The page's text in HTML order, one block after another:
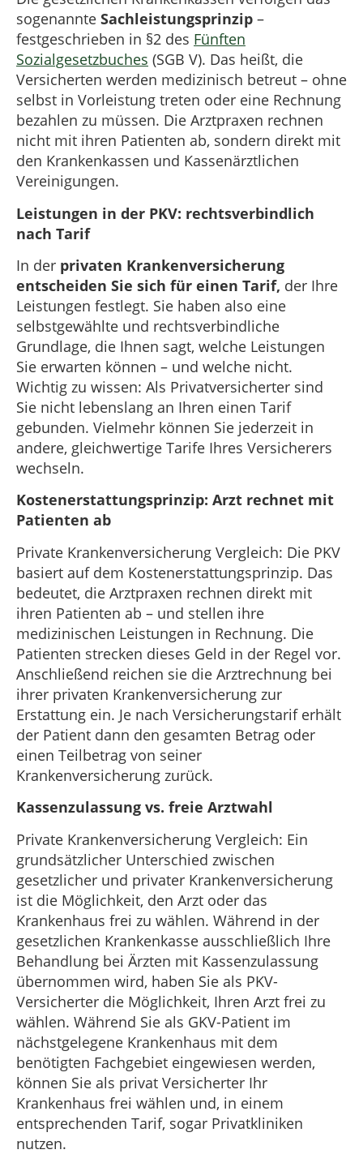
sogenannte Sachleistungsprinzip –
festgeschrieben in §2 des Fünften
Sozialgesetzbuches (SGB V). Das heißt, die
Versicherten werden medizinisch betreut – ohne
selbst in Vorleistung treten oder eine Rechnung
bezahlen zu müssen. Die Arztpraxen rechnen
nicht mit ihren Patienten ab, sondern direkt mit
den Krankenkassen und Kassenärztlichen
Vereinigungen.
Leistungen in der PKV: rechtsverbindlich
nach Tarif
In der privaten Krankenversicherung
entscheiden Sie sich für einen Tarif, der Ihre
Leistungen festlegt. Sie haben also eine
selbstgewählte und rechtsverbindliche
Grundlage, die Ihnen sagt, welche Leistungen
Sie erwarten können – und welche nicht.
Wichtig zu wissen: Als Privatversicherter sind
Sie nicht lebenslang an Ihren einen Tarif
gebunden. Vielmehr können Sie jederzeit in
andere, gleichwertige Tarife Ihres Versicherers
wechseln.
Kostenerstattungsprinzip: Arzt rechnet mit
Patienten ab
Private Krankenversicherung Vergleich: Die PKV
basiert auf dem Kostenerstattungsprinzip. Das
bedeutet, die Arztpraxen rechnen direkt mit
ihren Patienten ab – und stellen ihre
medizinischen Leistungen in Rechnung. Die
Patienten strecken dieses Geld in der Regel vor.
Anschließend reichen sie die Arztrechnung bei
ihrer privaten Krankenversicherung zur
Erstattung ein. Je nach Versicherungstarif erhält
der Patient dann den gesamten Betrag oder
einen Teilbetrag von seiner
Krankenversicherung zurück.
Kassenzulassung vs. freie Arztwahl
Private Krankenversicherung Vergleich: Ein
grundsätzlicher Unterschied zwischen
gesetzlicher und privater Krankenversicherung
ist die Möglichkeit, den Arzt oder das
Krankenhaus frei zu wählen. Während in der
gesetzlichen Krankenkasse ausschließlich Ihre
Behandlung bei Ärzten mit Kassenzulassung
übernommen wird, haben Sie als PKV-
Versicherter die Möglichkeit, Ihren Arzt frei zu
wählen. Während Sie als GKV-Patient im
nächstgelegene Krankenhaus mit dem
benötigten Fachgebiet eingewiesen werden,
können Sie als privat Versicherter Ihr
Krankenhaus frei wählen und, in einem
entsprechenden Tarif, sogar Privatkliniken
nutzen.